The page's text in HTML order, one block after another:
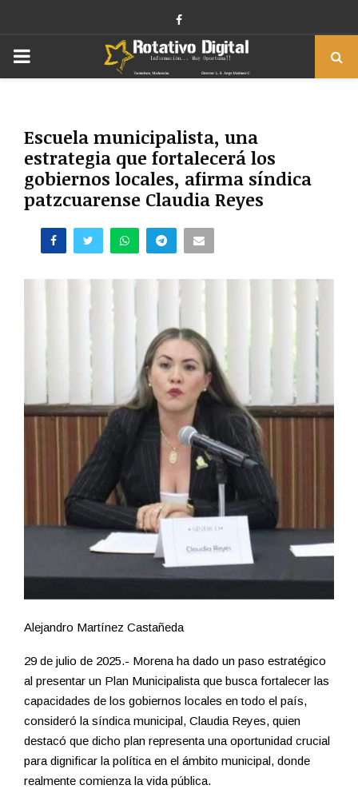
Facebook
PRIMARY
Escuela municipalista, una
estrategia que fortalecerá los
gobiernos locales, afirma síndica
patzcuarense Claudia Reyes
Alejandro Martínez Castañeda
29 de julio de 2025.- Morena ha dado un paso estratégico
al presentar un Plan Municipalista que busca fortalecer las
capacidades de los gobiernos locales en todo el país,
consideró la síndica municipal, Claudia Reyes, quien
destacó que dicho plan representa una oportunidad crucial
para dignificar la política en el ámbito municipal, donde
realmente comienza la vida pública.